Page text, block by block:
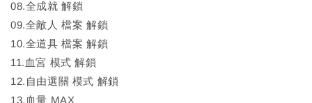
08.全成就 解鎖
09.全敵人 檔案 解鎖
10.全道具 檔案 解鎖
11.血宮 模式 解鎖
12.自由選關 模式 解鎖
13.血量 MAX